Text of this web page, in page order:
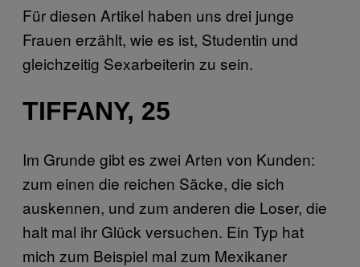
Für diesen Artikel haben uns drei junge
Frauen erzählt, wie es ist, Studentin und
gleichzeitig Sexarbeiterin zu sein.
TIFFANY, 25
Im Grunde gibt es zwei Arten von Kunden:
zum einen die reichen Säcke, die sich
auskennen, und zum anderen die Loser, die
halt mal ihr Glück versuchen. Ein Typ hat
mich zum Beispiel mal zum Mexikaner